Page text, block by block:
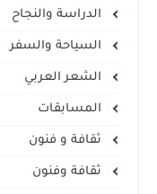
الدراسة والنجاح
السياحة والسفر
الشعر العربي
المسابقات
ثقافة و فنون
ثقافة وفنون